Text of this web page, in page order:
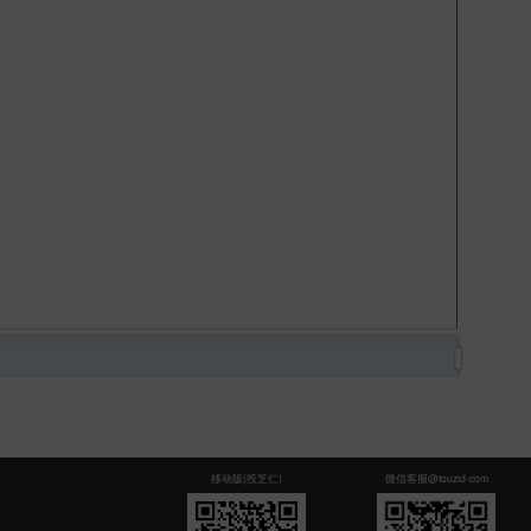
移动版(投芝仁) 微信客服@touzid-com